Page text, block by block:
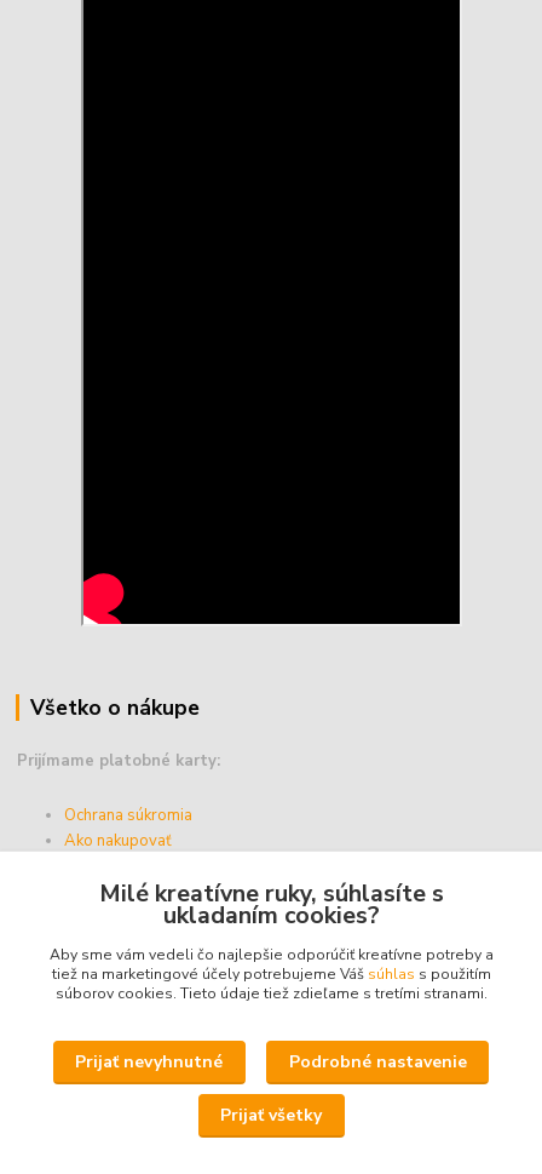
Všetko o nákupe
Prijímame platobné karty:
Ochrana súkromia
Ako nakupovať
Doprava a platba
Obchodné podmienky
Upravit sběr cookies.
© 2025 - ABZ Trio, s.r.o. - kreativneruky.sk, All Rights Reserved.
Icons made byFreepikfromwww.flaticon.com
Milé kreatívne ruky, súhlasíte s
ukladaním cookies?
Aby sme vám vedeli čo najlepšie odporúčiť kreatívne potreby a
tiež na marketingové účely potrebujeme Váš súhlas s použitím
súborov cookies. Tieto údaje tiež zdieľame s tretími stranami.
Prijať nevyhnutné Podrobné nastavenie
Prijať všetky